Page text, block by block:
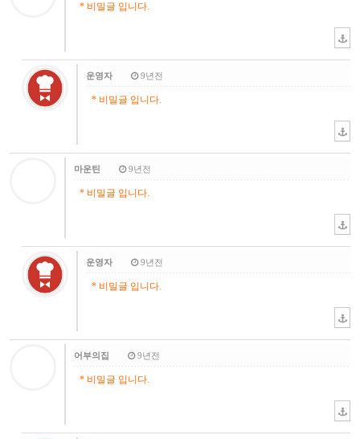
* 비밀글 입니다.
운영자 9년전
* 비밀글 입니다.
마운틴 9년전
* 비밀글 입니다.
운영자 9년전
* 비밀글 입니다.
어부의집 9년전
* 비밀글 입니다.